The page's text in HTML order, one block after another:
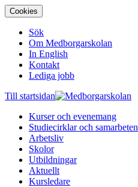
Cookies
Sök
Om Medborgarskolan
In English
Kontakt
Lediga jobb
Till startsidan
Kurser och evenemang
Studiecirklar och samarbeten
Arbetsliv
Skolor
Utbildningar
Aktuellt
Kursledare